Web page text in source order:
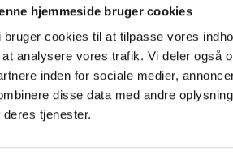
hjemmeside bruger cookies
bruger cookies til at tilpasse vores
at analysere vores trafik. Vi deler også
inden for sociale medier,
disse data med andre
deres tjenester.